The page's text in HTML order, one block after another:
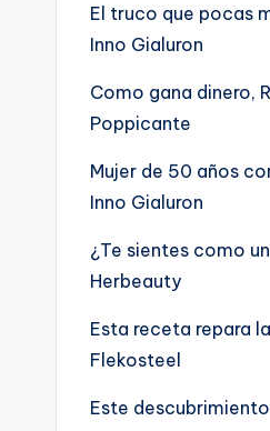
El truco que pocas
Inno Gialuron
Como gana dinero,
Poppicante
Mujer de 50 años
Inno Gialuron
¿Te sientes como
Herbeauty
Esta receta repara
Flekosteel
Este